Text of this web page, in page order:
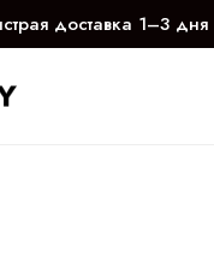
доставка 1–3 дня